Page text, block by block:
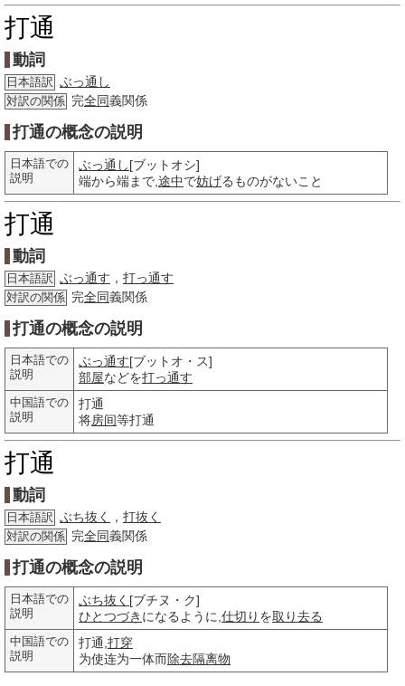
打通
動詞
日本語訳 ぶっ通し
対訳の関係 完全同義関係
打通の概念の説明
日本語での
説明
ぶっ通し[ブットオシ]
端から端まで, 途中で妨げるものがないこと
打通
動詞
日本語訳 ぶっ通す ， 打っ通す
対訳の関係 完全同義関係
打通の概念の説明
日本語での
説明
ぶっ通す[ブットオ・ス]
部屋などを打っ通す
中国語での
説明
打通
将房间等打通
打通
動詞
日本語訳 ぶち抜く ， 打抜く
対訳の関係 完全同義関係
打通の概念の説明
日本語での
説明
ぶち抜く [ブチヌ・ク]
ひとつづき になるように, 仕切り を取り去る
中国語での
説明
打通, 打穿
为使连为一体而除去隔离物